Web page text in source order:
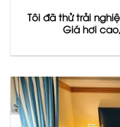
Tôi đã thử trải
Giá hơi